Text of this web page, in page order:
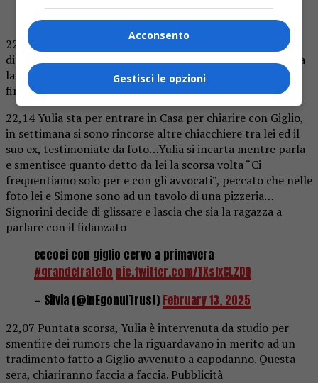
— Jo (@JosephineBe)February 13, 2025
22,27 Il passaggio di Lorenzo in finale ha creato dei
dissapori, soprattutto in Helena e Iago. Helena, che voleva
lasciare in settimana, dice a Lorenzo che per arrivare in
finale ha fatto un gioco sporco
22,14 Yulia sta per entrare in Casa per chiarire con Giglio,
in settimana si sono rincorse altre chiacchiere tra lei ed il
suo ex, testimoniate da foto…Yulia si incarta mentre parla
e smentisce quanto detto da lei la scorsa volta “Ci
frequentiamo solo per e con gli avvocati”, peccato che nelle
foto lei e Simone sono ad un tavolo di una pizzeria…
Signorini decide di glissare e lascia che sia la ragazza a
parlare con il fidanzato
eccoci con giglio cervo a primavera
#grandefratello pic.twitter.com/TXsIxCLZDQ
— Silvia (@InEgonuITrust) February 13, 2025
22,07 Puntata scorsa, Yulia è intervenuta da studio per
smentire dei rumors che la riguardavano in merito ad un
tradimento fatto a Giglio avvenuto a capodanno. Questa
sera, chiariranno faccia a faccia. Pubblicità
Acconsento
Gestisci le opzioni